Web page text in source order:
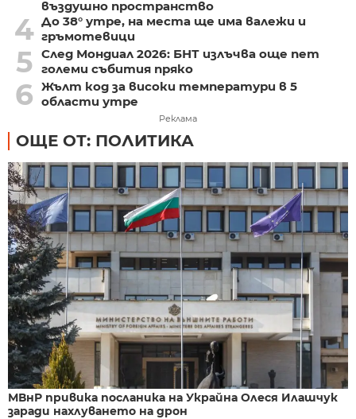
въздушно пространство
4 До 38° утре, на места ще има валежи и
гръмотевици
5 След Мондиал 2026: БНТ излъчва още пет
големи събития пряко
6 Жълт код за високи температури в 5
области утре
Реклама
ОЩЕ ОТ: ПОЛИТИКА
МВнР привика посланика на Украйна Олеся Илашчук
заради нахлуването на дрон